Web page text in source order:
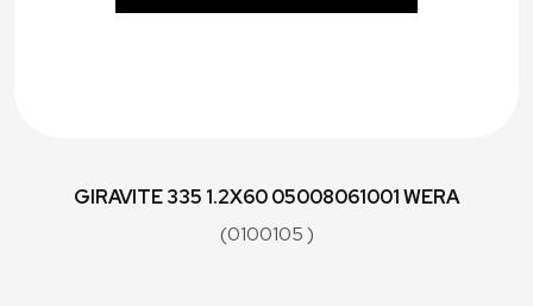
GIRAVITE 335 1.2X60 05008061001 WERA
(0100105 )